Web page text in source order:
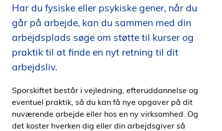
h
o
l
d
p
å
i
d
e
n
Har du fysiske eller psykiske gener, når du
går på arbejde, kan du sammen med din
arbejdsplads søge om støtte til kurser og
praktik til at finde en nyt retning til dit
arbejdsliv.
Sporskiftet består i vejledning, efteruddannelse og
eventuel praktik, så du kan få nye opgaver på dit
nuværende arbejde eller hos en ny virksomhed. Og
det koster hverken dig eller din arbejdsgiver så